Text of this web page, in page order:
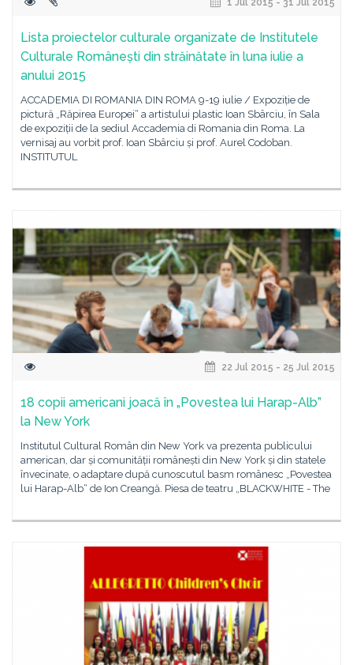
1 Jul 2015 - 31 Jul 2015
Lista proiectelor culturale organizate de Institutele
Culturale Românești din străinătate în luna iulie a
anului 2015
ACCADEMIA DI ROMANIA DIN ROMA 9-19 iulie / Expoziție de
pictură „Răpirea Europei“ a artistului plastic Ioan Sbârciu, în Sala
de expoziții de la sediul Accademia di Romania din Roma. La
vernisaj au vorbit prof. Ioan Sbârciu și prof. Aurel Codoban.
INSTITUTUL
22 Jul 2015 - 25 Jul 2015
18 copii americani joacă în „Povestea lui Harap-Alb”
la New York
Institutul Cultural Român din New York va prezenta publicului
american, dar și comunității românești din New York și din statele
învecinate, o adaptare după cunoscutul basm românesc „Povestea
lui Harap-Alb“ de Ion Creangă. Piesa de teatru „BLACKWHITE - The